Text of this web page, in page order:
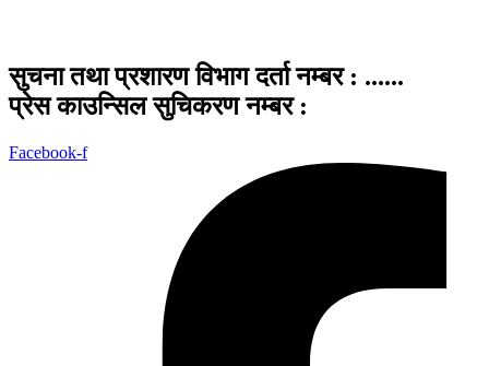
सुचना तथा प्रशारण विभाग दर्ता नम्बर : ......
प्रेस काउन्सिल सुचिकरण नम्बर :
Facebook-f